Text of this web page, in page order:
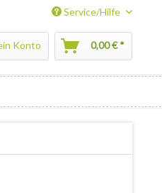
Service/Hilfe
Konto 0,00 € *